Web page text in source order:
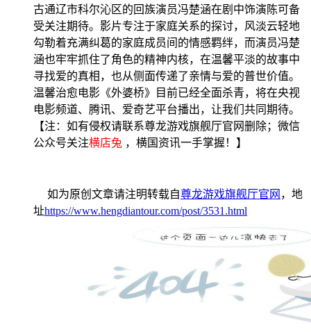
古通辽市科尔沁区的回族演员冯楚涵在剧中饰演陈可备
受关注期待。影片专注于家庭关系的探讨，风淡云轻地
勾勒着充满纠葛的家庭成员间的情感羁绊，而演员冯楚
涵也牢牢抓住了角色的精神内核，在温馨平淡的故事中
寻找爱的真相，也从侧面传递了亲情与爱的普世价值。
温馨治愈电影《外婆桥》目前已经全面杀青，将在央视
电影频道、腾讯、爱奇艺平台播出，让我们共同期待。
【注：如有侵权请联系尊龙游戏旗舰厅官网删除；微信
公众号关注横店兔 ，横国资讯一手掌握！】
如为原创文章请注明转载自尊龙游戏旗舰厅官网 ，地
址https://www.hengdiantour.com/post/3531.html